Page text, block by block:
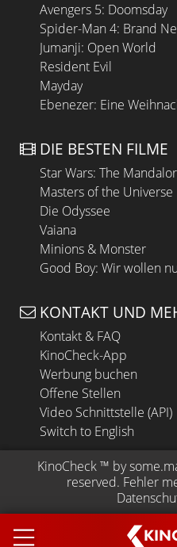
Avengers 5: Doomsday
Spider-Man 4: Brand
Jumanji: Open World
Resident Evil
Mayday
Ebenezer: Eine
DIE BESTEN FILME
Star Wars: The
Masters of the Universe
Die Odyssee
Vaiana
Minions & Monster
Good Boy: Wir wollen
KONTAKT UND
Kontakt & FAQ
KinoCheck-App
Werbung buchen
Offene Stellen
Video Schnittstelle (API)
Switch to English
KinoCheck ™ by
reserved. Fehler